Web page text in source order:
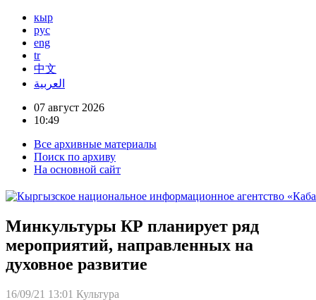
кыр
рус
eng
tr
中文
العربية
07 август 2026
10:49
Все архивные материалы
Поиск по архиву
На основной сайт
Минкультуры КР планирует ряд
мероприятий, направленных на
духовное развитие
16/09/21 13:01 Культура